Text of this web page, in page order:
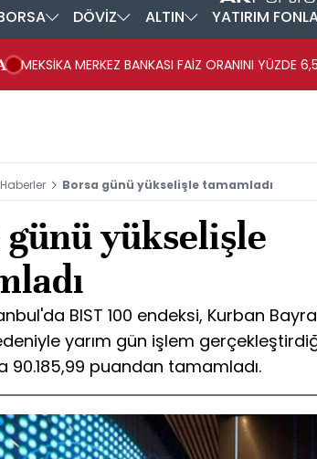
DÖVİZ ALTIN YATIRIM
MEKSİKA MERKEZ BANKASI FAİZ ORANINI YÜZDE
Haberler Borsa günü yükselişle tamamladı
günü yükselişle
BIST 100 endeksi, Kurban
yarım gün işlem
90.185,99 puandan tamamladı.